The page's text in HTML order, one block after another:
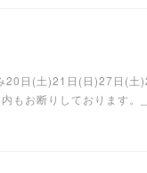
日(土)21日(日)27日(土
もお断りしております